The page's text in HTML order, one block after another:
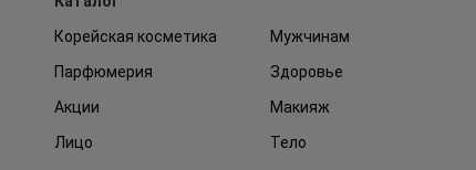
Корейская косметика
Мужчинам
Парфюмерия
Здоровье
Акции
Макияж
Лицо
Тело